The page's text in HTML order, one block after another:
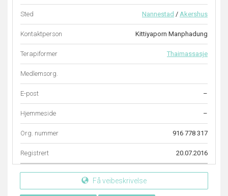
Sted Nannestad / Akershus
Kontaktperson Kittiyaporn Manphadung
Terapiformer Thaimassasje
Medlemsorg.
E-post –
Hjemmeside –
Org. nummer 916 778 317
Registrert 20.07.2016
Få veibeskrivelse